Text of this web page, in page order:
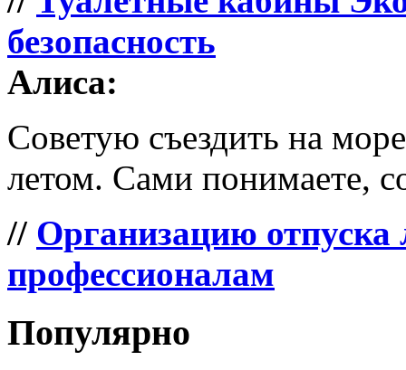
безопасность
Алиса:
Советую съездить на
летом. Сами понимаете,
// Организацию отпуска
профессионалам
Популярно